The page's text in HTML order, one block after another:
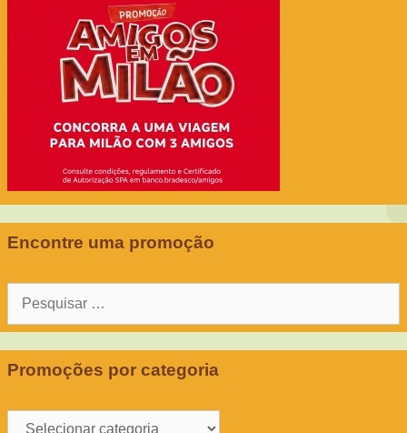
Encontre uma promoção
Pesquisar
Promoções por categoria
Promoções